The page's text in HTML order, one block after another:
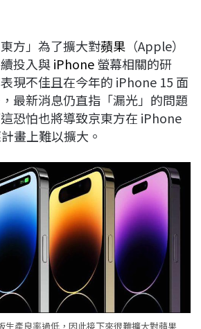
e
d
I
n
L
i
n
k
方」為了擴大對蘋果 （Apple）
投入與iPhone螢幕相關的研
現不佳且在今年的 iPhone 15 面
最新消息仍直指「漏光」的問題
恐怕也將導致京東方在 iPhone
畫上難以擴大。
生產良率過低，因此接下來很難擴大對蘋果